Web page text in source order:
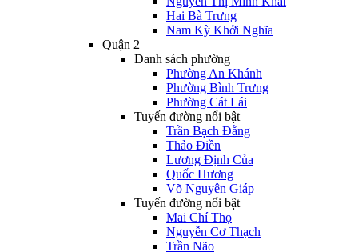
Hai Bà Trưng
Nam Kỳ Khởi Nghĩa
Quận 2
Danh sách phường
Phường An Khánh
Phường Bình Trưng
Phường Cát Lái
Tuyến đường nổi bật
Trần Bạch Đằng
Thảo Điền
Lương Định Của
Quốc Hương
Võ Nguyên Giáp
Tuyến đường nổi bật
Mai Chí Thọ
Nguyễn Cơ Thạch
Trần Não